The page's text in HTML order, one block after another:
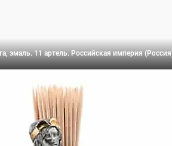
эмаль. 11 артель. Российская империя